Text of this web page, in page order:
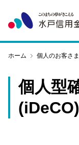
個人
個人向け〈
採用情報
ホーム 個人のお客さ
個人型
(iDeCO)